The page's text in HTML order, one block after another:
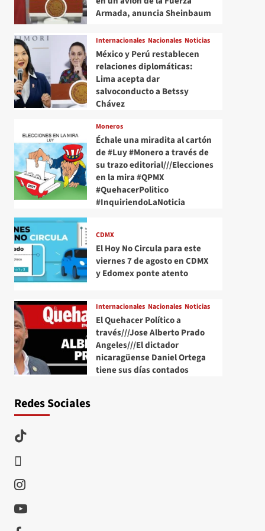
Armada, anuncia Sheinbaum
Internacionales Nacionales Noticias
México y Perú restablecen
relaciones diplomáticas:
Lima acepta dar
salvoconducto a Betssy
Chávez
Moneros
Échale una miradita al cartón
de #Luy #Monero a través de
su trazo editorial///Elecciones
en la mira #QPMX
#QuehacerPolitico
#InquiriendoLaNoticia
CDMX
El Hoy No Circula para este
viernes 7 de agosto en CDMX
y Edomex ponte atento
Internacionales Nacionales Noticias
El Quehacer Político a
través///Jose Alberto Prado
Angeles///El dictador
nicaragüense Daniel Ortega
tiene sus días contados
Redes Sociales
TikTok
Instagram
Youtube